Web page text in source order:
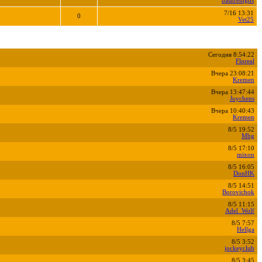
0
7/16 13:31
Vet25
Сегодня 8:54:22
Floreal
Вчера 23:08:21
Kremen
Вчера 13:47:44
Joychens
Вчера 10:40:43
Kremen
8/5 19:52
Mbg
8/5 17:10
mixon
8/5 16:05
DonHK
8/5 14:51
Borovichok
8/5 11:15
Adel_Wolf
8/5 7:57
Hellga
8/5 3:52
jockeyclub
8/5 3:45